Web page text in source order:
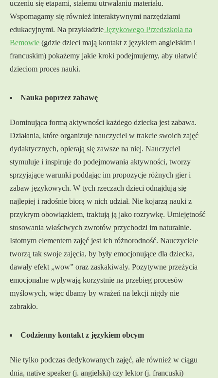
uczeniu się etapami, stałemu utrwalaniu materiału.
Wspomagamy się również interaktywnymi narzędziami
edukacyjnymi. Na przykładzie Językowego Przedszkola na
Bemowie (gdzie dzieci mają kontakt z językiem angielskim i
francuskim) pokażemy jakie kroki podejmujemy, aby ułatwić
dzieciom proces nauki.
Nauka poprzez zabawę
Dominująca formą aktywności każdego dziecka jest zabawa.
Działania, które organizuje nauczyciel w trakcie swoich zajęć
dydaktycznych, opierają się zawsze na niej. Nauczyciel
stymuluje i inspiruje do podejmowania aktywności, tworzy
sprzyjające warunki poddając im propozycje różnych gier i
zabaw językowych. W tych rzeczach dzieci odnajdują się
najlepiej i radośnie biorą w nich udział. Nie kojarzą nauki z
przykrym obowiązkiem, traktują ją jako rozrywkę. Umiejętność
stosowania właściwych zwrotów przychodzi im naturalnie.
Istotnym elementem zajęć jest ich różnorodność. Nauczyciele
tworzą tak swoje zajęcia, by były emocjonujące dla dziecka,
dawały efekt „wow” oraz zaskakiwały. Pozytywne przeżycia
emocjonalne wpływają korzystnie na przebieg procesów
myślowych, więc dbamy by wrażeń na lekcji nigdy nie
zabrakło.
Codzienny kontakt z językiem obcym
Nie tylko podczas dedykowanych zajęć, ale również w ciągu
dnia, native speaker (j. angielski) czy lektor (j. francuski)